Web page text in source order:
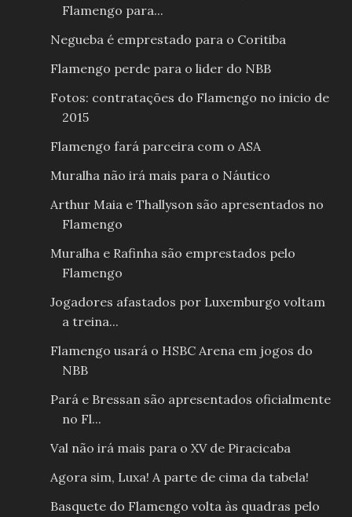
Flamengo para...
Negueba é emprestado para o Coritiba
Flamengo perde para o lider do NBB
Fotos: contratações do Flamengo no inicio de
2015
Flamengo fará parceira com o ASA
Muralha não irá mais para o Náutico
Arthur Maia e Thallyson são apresentados no
Flamengo
Muralha e Rafinha são emprestados pelo
Flamengo
Jogadores afastados por Luxemburgo voltam
a treina...
Flamengo usará o HSBC Arena em jogos do
NBB
Pará e Bressan são apresentados oficialmente
no Fl...
Val não irá mais para o XV de Piracicaba
Agora sim, Luxa! A parte de cima da tabela!
Basquete do Flamengo volta às quadras pelo